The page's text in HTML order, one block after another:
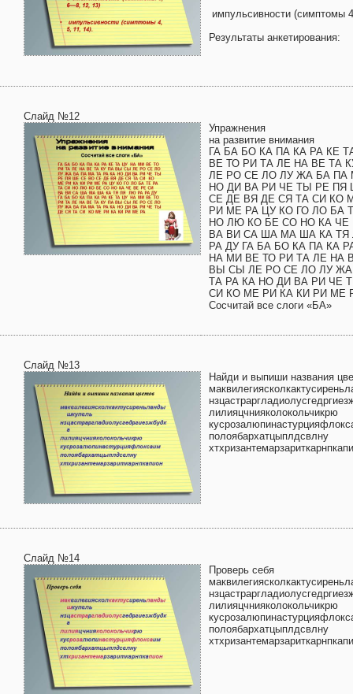
импульсивности (симптомы
Результаты анкетирования:
Слайд №12
Упражнения
на развитие внимания
ГА БА БО КА ПА КА РА КЕ
ВЕ ТО РИ ТА ЛЕ НА ВЕ ТА
ЛЕ РО СЕ ЛО ЛУ ЖА БА ПА
НО ДИ ВА РИ ЧЕ ТЫ РЕ ПЯ
СЕ ДЕ ВЯ ДЕ СЯ ТА СИ КО
РИ МЕ РА ЦУ КО ГО ЛО БА
НО ЛЮ КО БЕ СО НО КА ЧЕ
ВА ВИ СА ША МА ША КА ТЯ
РА ДУ ГА БА БО КА ПА КА
НА МИ ВЕ ТО РИ ТА ЛЕ НА
ВЫ СЫ ЛЕ РО СЕ ЛО ЛУ
ТА РА КА НО ДИ ВА РИ ЧЕ
СИ КО МЕ РИ КА КИ РИ МЕ
Сосчитай все слоги «БА»
Слайд №13
Найди и выпиши названия
лилияцчнияколокольчикрю
полоябархатцыплдсвлну
Слайд №14
Проверь себя
лилияцчнияколокольчикрю
полоябархатцыплдсвлну